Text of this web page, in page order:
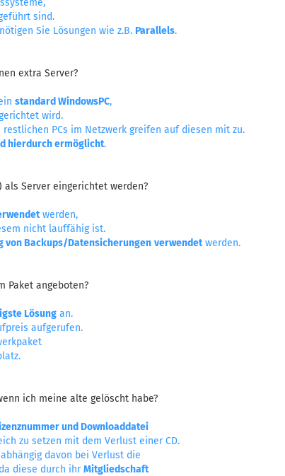
sind.
Sie Lösungen wie z.B. Parallels.
extra Server?
standard WindowsPC,
wird.
PCs im Netzwerk greifen auf diesen mit zu.
hierdurch ermöglicht.
als Server eingerichtet werden?
werden,
nicht lauffähig ist.
von Backups/Datensicherungen verwendetwerden.
Paket angeboten?
Lösung an.
aufgerufen.
ich meine alte gelöscht habe?
und Downloaddatei
zu setzen mit dem Verlust einer CD.
davon bei Verlust die
diese durch ihrMitgliedschaft